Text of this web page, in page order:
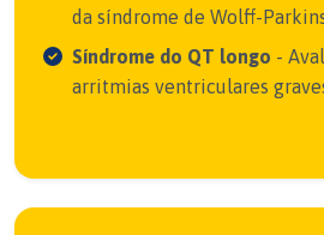
da síndrome de Wolff-
Síndrome do QT longo -
arritmias ventriculares